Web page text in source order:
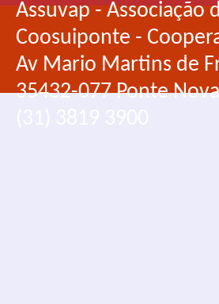
Assuvap - Associação
Coosuiponte -
Av Mario Martins de
35432-077 Ponte